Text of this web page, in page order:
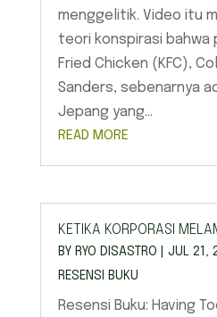
menggelitik. Video itu
teori konspirasi bahwa
Fried Chicken (KFC),
Sanders, sebenarnya
Jepang yang...
READ MORE
KETIKA KORPORASI
BY RYO DISASTRO JUL 21,
RESENSI BUKU
Resensi Buku: Having